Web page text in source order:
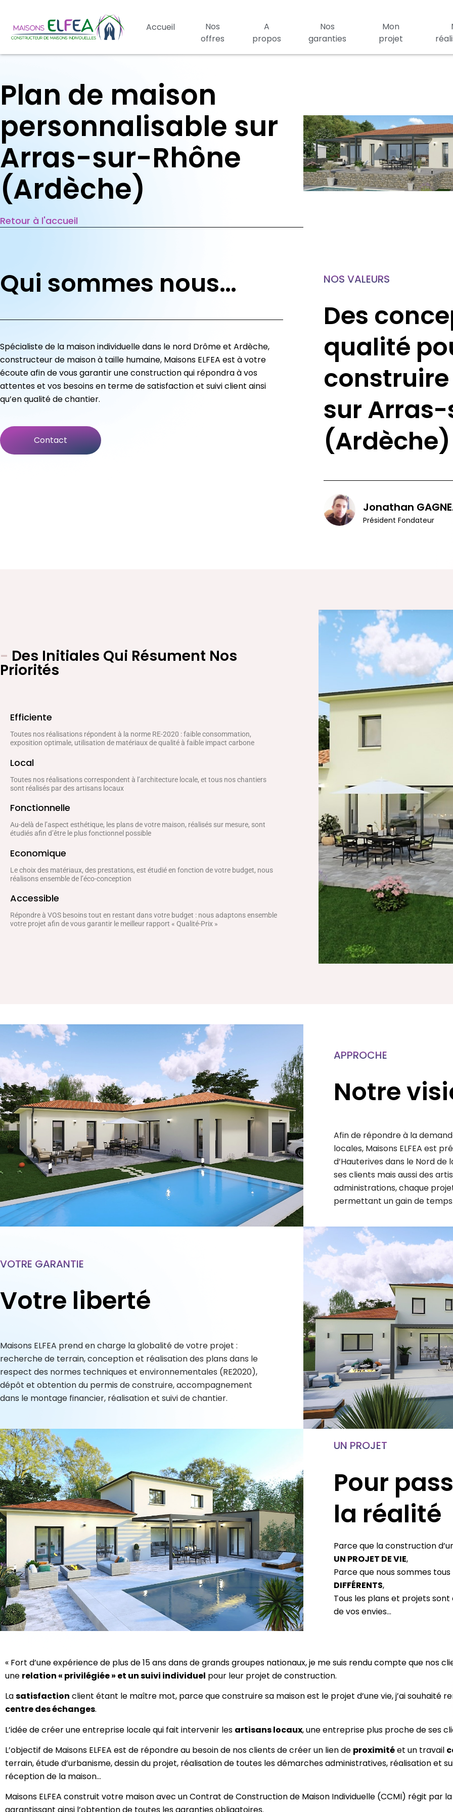
Accueil
Nos
offres
A
propos
Nos
garanties
Mon
projet
Plan de maison
personnalisable sur
Arras-sur-Rhône
(Ardèche)
Retour à l'accueil
Qui sommes nous…
Spécialiste de la maison individuelle dans le nord Drôme et Ardèche,
constructeur de maison à taille humaine, Maisons ELFEA est à votre
écoute afin de vous garantir une construction qui répondra à vos
attentes et vos besoins en terme de satisfaction et suivi client ainsi
qu’en qualité de chantier.
Contact
NOS VALEURS
Des
qualité
sur
(Ardèche)
Jonathan
Président Fondateur
- Des Initiales Qui Résument Nos
Priorités
Efficiente
Toutes nos réalisations répondent à la norme RE-2020 : faible consommation,
exposition optimale, utilisation de matériaux de qualité à faible impact carbone
Local
Toutes nos réalisations correspondent à l’architecture locale, et tous nos chantiers
sont réalisés par des artisans locaux
Fonctionnelle
Au-delà de l’aspect esthétique, les plans de votre maison, réalisés sur mesure, sont
étudiés afin d’être le plus fonctionnel possible
Economique
Le choix des matériaux, des prestations, est étudié en fonction de votre budget, nous
réalisons ensemble de l’éco-conception
Accessible
Répondre à VOS besoins tout en restant dans votre budget : nous adaptons ensemble
votre projet afin de vous garantir le meilleur rapport « Qualité-Prix »
APPROCHE
Notre
locales, Maisons ELFEA est
d’Hauterives dans le Nord
ses clients mais aussi des
administrations, chaque
permettant un gain de
VOTRE GARANTIE
Votre liberté
recherche de terrain, conception et réalisation des plans dans le
respect des normes techniques et environnementales (RE2020),
dépôt et obtention du permis de construire, accompagnement
dans le montage financier, réalisation et suivi de chantier.
UN PROJET
Pour
la réalité
Parce que la construction
UN PROJET DE VIE,
Parce que nous sommes tous
DIFFÉRENTS,
Tous les plans et projets
de vos envies…
« Fort d’une expérience de plus de 15 ans dans de grands groupes nationaux, je me suis rendu compte que nos
une relation « privilégiée » et un suivi individuel pour leur projet de construction.
Lasatisfaction client étant le maître mot, parce que construire sa maison est le projet d’une vie, j’ai souhaité
centre des échanges.
L’idée de créer une entreprise locale qui fait intervenir les artisans locaux, une entreprise plus proche de ses
L’objectif de Maisons ELFEA est de répondre au besoin de nos clients de créer un lien de proximitéet un travail
terrain, étude d’urbanisme, dessin du projet, réalisation de toutes les démarches administratives, réalisation et
réception de la maison…
Maisons ELFEA construit votre maison avec un Contrat de Construction de Maison Individuelle (CCMI) régit par la